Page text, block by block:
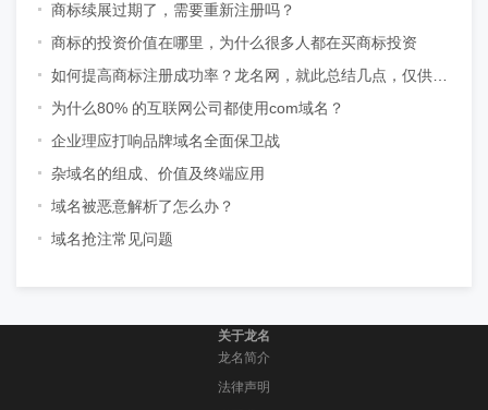
商标续展过期了，需要重新注册吗？
商标的投资价值在哪里，为什么很多人都在买商标投资
如何提高商标注册成功率？龙名网，就此总结几点，仅供参
考
为什么80% 的互联网公司都使用com域名？
企业理应打响品牌域名全面保卫战
杂域名的组成、价值及终端应用
域名被恶意解析了怎么办？
域名抢注常见问题
关于龙名
龙名简介
法律声明